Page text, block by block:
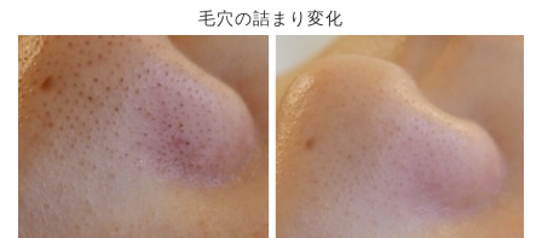
毛穴の詰まり変化